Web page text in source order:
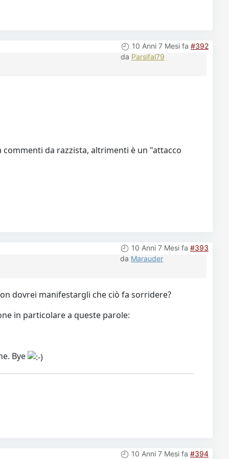
10 Anni 7 Mesi fa #392
da Parsifal79
da razzista, altrimenti è un "attacco
10 Anni 7 Mesi fa #393
da Marauder
dovrei manifestargli che ciò fa sorridere?
in particolare a queste parole:
Bye
10 Anni 7 Mesi fa #394